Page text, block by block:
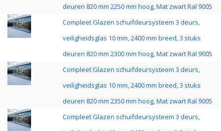
deuren 820 mm 2250 mm hoog, Mat zwart Ral 9005
Compleet Glazen schuifdeursysteem 3 deurs,
veiligheidsglas 10 mm, 2400 mm breed, 3 stuks
deuren 820 mm 2300 mm hoog, Mat zwart Ral 9005
Compleet Glazen schuifdeursysteem 3 deurs,
veiligheidsglas 10 mm, 2400 mm breed, 3 stuks
deuren 820 mm 2350 mm hoog, Mat zwart Ral 9005
Compleet Glazen schuifdeursysteem 3 deurs,